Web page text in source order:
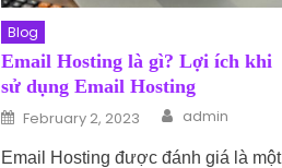
Blog
Email Hosting là gì? Lợi ích khi
sử dụng Email Hosting
Posted on
February 2, 2023 Author
admin
Email Hosting được đánh giá là một